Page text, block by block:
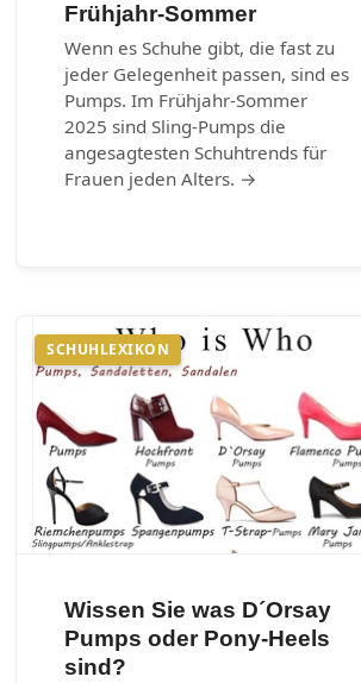
Frühjahr-Sommer
Wenn es Schuhe gibt, die fast zu
jeder Gelegenheit passen, sind es
Pumps. Im Frühjahr-Sommer
2025 sind Sling-Pumps die
angesagtesten Schuhtrends für
Frauen jeden Alters. →
SCHUHLEXIKON
Wissen Sie was D´Orsay
Pumps oder Pony-Heels
sind?